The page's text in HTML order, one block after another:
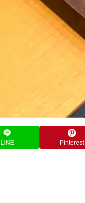
LINE Pinterest